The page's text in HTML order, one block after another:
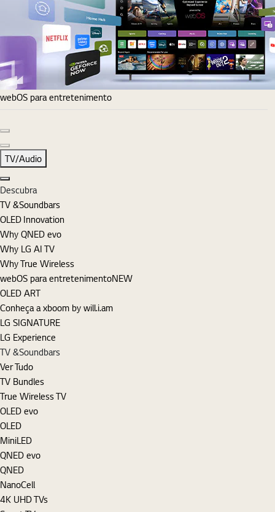
webOS para entretenimento
Diapositivo seguinte
TV/Audio
Fechar
Descubra
TV &Soundbars
OLED Innovation
Why QNED evo
Why LG AI TV
Why True Wireless
webOS para entretenimentoNEW
OLED ART
Conheça a xboom by will.i.am
LG SIGNATURE
LG Experience
TV &Soundbars
Ver Tudo
TV Bundles
True Wireless TV
OLED evo
OLED
MiniLED
QNED evo
QNED
NanoCell
4K UHD TVs